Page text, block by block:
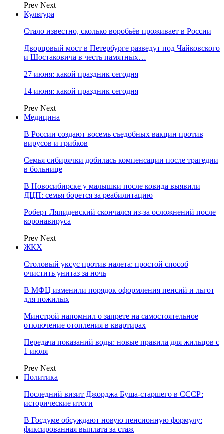
Prev Next
Культура
Стало известно, сколько воробьёв проживает в России
Дворцовый мост в Петербурге разведут под Чайковского
и Шостаковича в честь памятных…
27 июня: какой праздник сегодня
14 июня: какой праздник сегодня
Prev Next
Медицина
В России создают восемь съедобных вакцин против
вирусов и грибков
Семья сибирячки добилась компенсации после трагедии
в больнице
В Новосибирске у малышки после ковида выявили
ДЦП: семья борется за реабилитацию
Роберт Ляпидевский скончался из-за осложнений после
коронавируса
Prev Next
ЖКХ
Столовый уксус против налета: простой способ
очистить унитаз за ночь
В МФЦ изменили порядок оформления пенсий и льгот
для пожилых
Минстрой напомнил о запрете на самостоятельное
отключение отопления в квартирах
Передача показаний воды: новые правила для жильцов с
1 июля
Prev Next
Политика
Последний визит Джорджа Буша-старшего в СССР:
исторические итоги
В Госдуме обсуждают новую пенсионную формулу:
фиксированная выплата за стаж